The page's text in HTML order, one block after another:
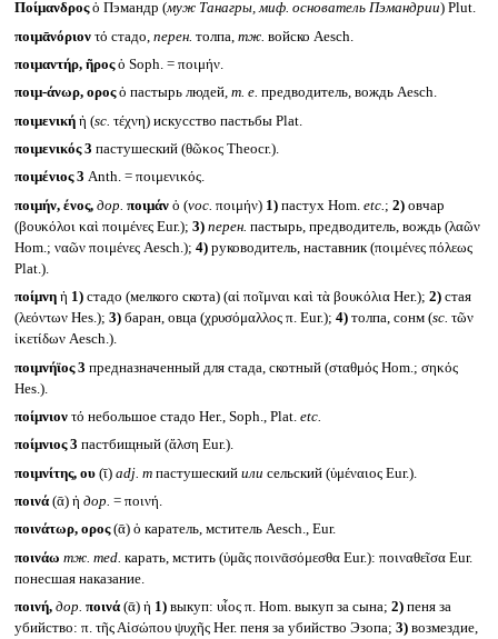
Ποίμανδροςὁ Пэмандр (муж Танагры, миф. основатель Пэмандрии) Plut.
ποιμᾱνόριον τό стадо, перен. толпа, тж. войско Aesch.
ποιμαντήρ, ῆροςὁ Soph. = ποιμήν.
ποιμ-άνωρ, οροςὁ пастырь людей, т. е. предводитель, вождь Aesch.
ποιμενική ἡ (sc. τέχνη) искусство пастьбы Plat.
ποιμενικός 3 пастушеский (θῶκος Theocr.).
ποιμένιος 3 Anth. = ποιμενικός.
ποιμήν, ένος, дор. ποιμάν ὁ (voc. ποιμήν) 1)пастух Hom. etc.; 2)овчар
(βουκόλοι καὶ ποιμένες Eur.); 3) перен. пастырь, предводитель, вождь (λαῶν
Hom.; ναῶν ποιμένες Aesch.); 4)руководитель, наставник (ποιμένες πόλεως
Plat.).
ποίμνη ἡ 1)стадо (мелкого скота) (αἱ ποῖμναι καὶ τὰ βουκόλια Her.); 2)стая
(λεόντων Hes.); 3)баран, овца (χρυσόμαλλος π. Eur.); 4)толпа, сонм (sc. τῶν
ἱκετίδων Aesch.).
ποιμνήϊος 3 предназначенный для стада, скотный (σταθμός Hom.; σηκός
Hes.).
ποίμνιον τό небольшое стадо Her., Soph., Plat. etc.
ποίμνιος 3 пастбищный (ἄλση Eur.).
ποιμνίτης, ου(ῑ) adj. mпастушеский или сельский (ὑμέναιος Eur.).
ποινά(ᾱ) ἡ дор. = ποινή.
ποινάτωρ, ορος(ᾱ) ὁ каратель, мститель Aesch., Eur.
ποινάω тж. med. карать, мстить (ὑμᾶς ποινᾱσόμεσθα Eur.): ποιναθεῖσα Eur.
понесшая наказание.
ποινή, дор. ποινά(ᾱ) ἡ 1)выкуп: υἷος π. Hom. выкуп за сына; 2)пеня за
убийство: π. τῆς Αἰσώπου ψυχῆς Her. пеня за убийство Эзопа; 3)возмездие,